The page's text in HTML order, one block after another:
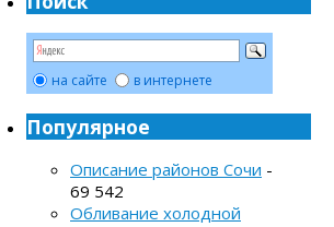
на сайте в интернете
Популярное
Описание районов Сочи -
69 542
Обливание холодной